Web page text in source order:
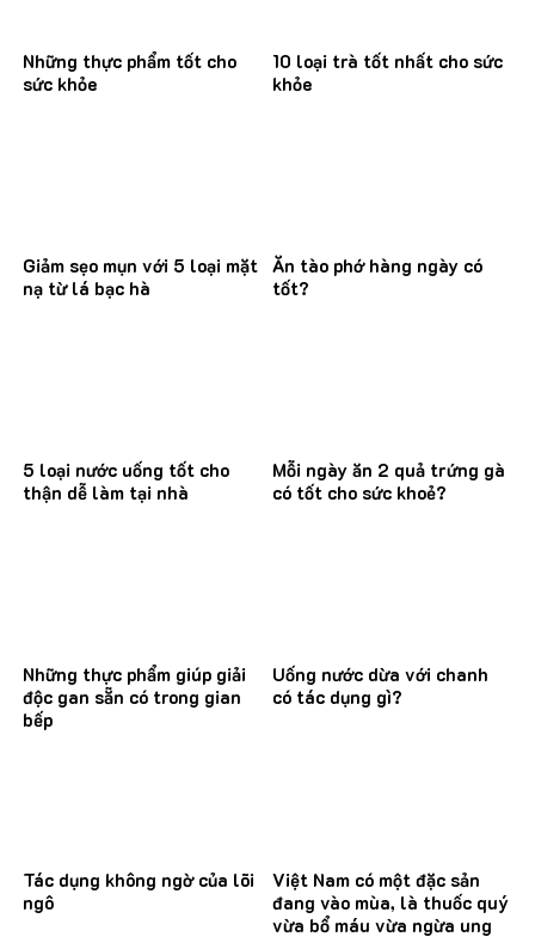
Những thực phẩm tốt cho
sức khỏe
10 loại trà tốt nhất cho sức
khỏe
Giảm sẹo mụn với 5 loại mặt
nạ từ lá bạc hà
Ăn tào phớ hàng ngày có
tốt?
5 loại nước uống tốt cho
thận dễ làm tại nhà
Mỗi ngày ăn 2 quả trứng gà
có tốt cho sức khoẻ?
Những thực phẩm giúp giải
độc gan sẵn có trong gian
bếp
Uống nước dừa với chanh
có tác dụng gì?
Tác dụng không ngờ của lõi
ngô
Việt Nam có một đặc sản
đang vào mùa, là thuốc quý
vừa bổ máu vừa ngừa ung